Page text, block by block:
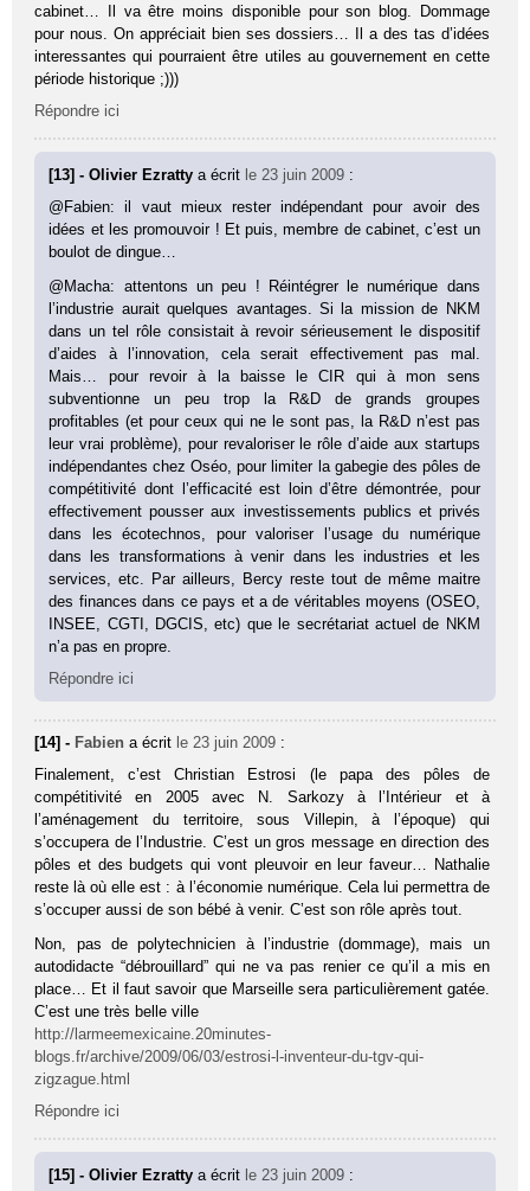
cabinet… Il va être moins disponible pour son blog. Dommage
pour nous. On appréciait bien ses dossiers… Il a des tas d’idées
interessantes qui pourraient être utiles au gouvernement en cette
période historique ;)))
Répondre ici
[13] - Olivier Ezrattya écrit le 23 juin 2009 :
@Fabien: il vaut mieux rester indépendant pour avoir des
idées et les promouvoir ! Et puis, membre de cabinet, c’est un
boulot de dingue…
@Macha: attentons un peu ! Réintégrer le numérique dans
l’industrie aurait quelques avantages. Si la mission de NKM
dans un tel rôle consistait à revoir sérieusement le dispositif
d’aides à l’innovation, cela serait effectivement pas mal.
Mais… pour revoir à la baisse le CIR qui à mon sens
subventionne un peu trop la R&D de grands groupes
profitables (et pour ceux qui ne le sont pas, la R&D n’est pas
leur vrai problème), pour revaloriser le rôle d’aide aux startups
indépendantes chez Oséo, pour limiter la gabegie des pôles de
compétitivité dont l’efficacité est loin d’être démontrée, pour
effectivement pousser aux investissements publics et privés
dans les écotechnos, pour valoriser l’usage du numérique
dans les transformations à venir dans les industries et les
services, etc. Par ailleurs, Bercy reste tout de même maitre
des finances dans ce pays et a de véritables moyens (OSEO,
INSEE, CGTI, DGCIS, etc) que le secrétariat actuel de NKM
n’a pas en propre.
Répondre ici
[14] - Fabien a écrit le 23 juin 2009 :
Finalement, c’est Christian Estrosi (le papa des pôles de
compétitivité en 2005 avec N. Sarkozy à l’Intérieur et à
l’aménagement du territoire, sous Villepin, à l’époque) qui
s’occupera de l’Industrie. C’est un gros message en direction des
pôles et des budgets qui vont pleuvoir en leur faveur… Nathalie
reste là où elle est : à l’économie numérique. Cela lui permettra de
s’occuper aussi de son bébé à venir. C’est son rôle après tout.
Non, pas de polytechnicien à l’industrie (dommage), mais un
autodidacte “débrouillard” qui ne va pas renier ce qu’il a mis en
place… Et il faut savoir que Marseille sera particulièrement gatée.
C’est une très belle ville
http://larmeemexicaine.20minutes-
blogs.fr/archive/2009/06/03/estrosi-l-inventeur-du-tgv-qui-
zigzague.html
Répondre ici
[15] - Olivier Ezrattya écrit le 23 juin 2009 :